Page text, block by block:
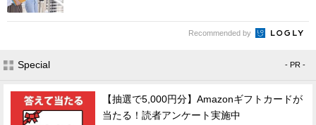
Recommended by
Special - PR -
【抽選で5,000円分】Amazonギフトカードが
当たる！読者アンケート実施中